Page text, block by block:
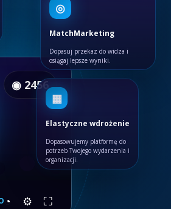
▦
Elastyczne wdrożenie
Dopasowujemy platformę do
potrzeb Twojego wydarzenia i
organizacji.
◎
MatchMarketing
Dopasuj przekaz do widza i
osiągaj lepsze wyniki.
◉ 2462
◔ ⚙ ⛶